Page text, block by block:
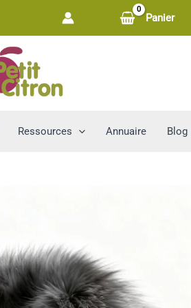
Panier
Ressources Annuaire Blog